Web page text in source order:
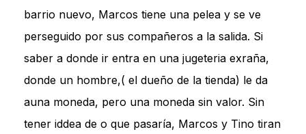
barrio nuevo, Marcos tiene una pelea y se ve
perseguido por sus compañeros a la salida. Si
saber a donde ir entra en una jugeteria exraña,
donde un hombre,( el dueño de la tienda) le da
auna moneda, pero una moneda sin valor. Sin
tener iddea de o que pasaría, Marcos y Tino tiran